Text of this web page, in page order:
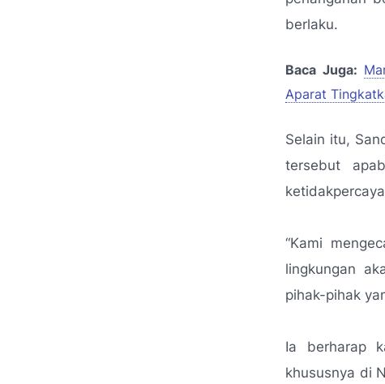
berlaku.
Baca Juga:
Aparat
Selain itu,
tersebut
“Kami
lingkungan
pihak-pihak
Ia berharap
khususnya di